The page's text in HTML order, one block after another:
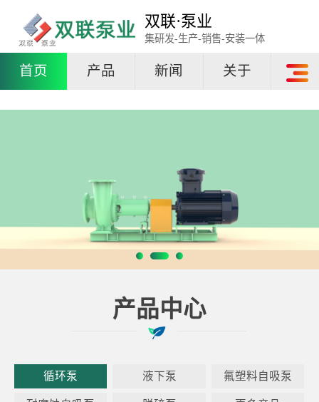
双联·泵业
集研发-生产-销售-安装一体
首页 产品 新闻 关于
产品中心
循环泵 液下泵 氟塑料自吸泵